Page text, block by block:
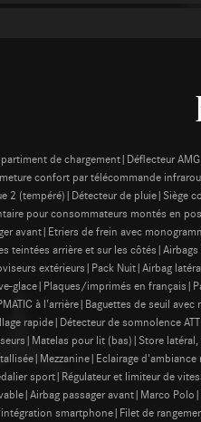
de chargement|Déflecteur
confort par télécommande
2 (tempéré)|Détecteur de pluie|Siège
pour consommateurs montés en
avant|Etriers de frein avec
teintées arrière et sur les
extérieurs|Pack Nuit|Airbag
glace|Plaques/imprimés en
à l'arrière|Baguettes de seuil
rapide|Détecteur de somnolence
pour lit (bas)|Store
sport|Régulateur et limiteur de
passager avant|Marco
intégration smartphone|Filet de